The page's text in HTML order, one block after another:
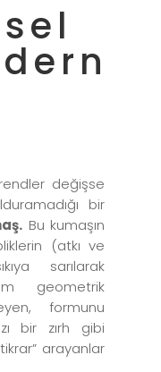
değişse
bir
Bu kumaşın
(atkı ve
sarılarak
geometrik
formunu
bir zırh gibi
arayanlar